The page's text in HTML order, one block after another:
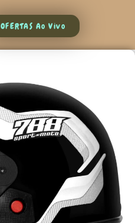
OFERTAS Ao Vivo